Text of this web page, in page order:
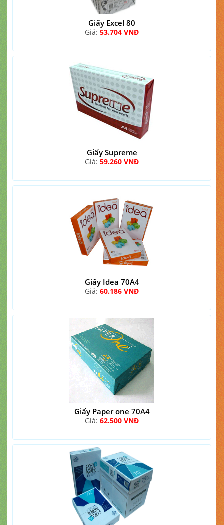
Giấy Excel 80
Giá: 53.704 VNĐ
Giấy Supreme
Giá: 59.260 VNĐ
Giấy Idea 70A4
Giá: 60.186 VNĐ
Giấy Paper one 70A4
Giá: 62.500 VNĐ